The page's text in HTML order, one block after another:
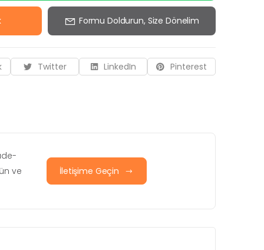
Formu Doldurun, Size Dönelim
Twitter LinkedIn Pinterest
ve
İletişime Geçin